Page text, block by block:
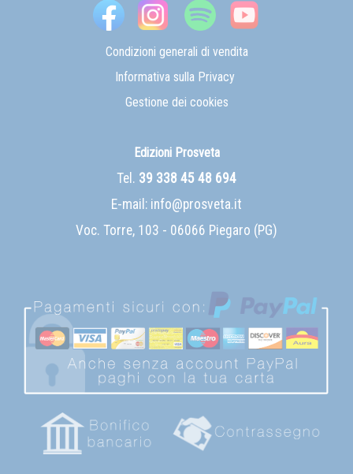
Condizioni generali di vendita
Informativa sulla Privacy
Gestione dei cookies
Edizioni Prosveta
Tel. 39 338 45 48 694
E-mail: info@prosveta.it
Voc. Torre, 103 - 06066 Piegaro (PG)